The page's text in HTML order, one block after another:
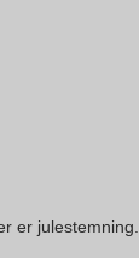
er julestemning.